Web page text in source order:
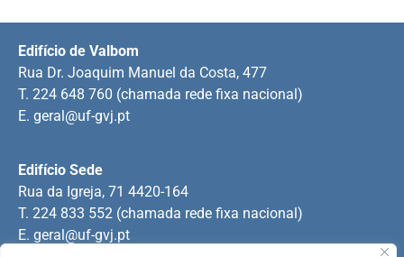
Edifício Sede
Rua da Igreja, 71 4420-164
T. 224 833 552 (chamada rede fixa nacional)
E. geral@uf-gvj.pt
Edifício de Valbom
Rua Dr. Joaquim Manuel da Costa, 477
T. 224 648 760 (chamada rede fixa nacional)
E. geral@uf-gvj.pt